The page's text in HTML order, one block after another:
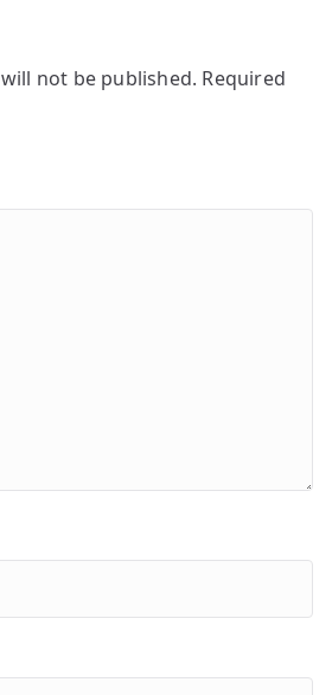
not be published. Required